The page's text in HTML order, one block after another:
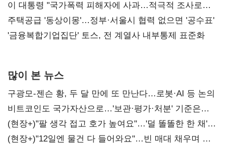
총선 지휘 못해"
이 대통령 "국가폭력 피해자에 사과…적극적 조사로
진실 밝혀야"
주택공급 '동상이몽'…정부·서울시 협력 없으면 '공수표'
'금융복합기업집단' 토스, 전 계열사 내부통제 표준화
많이 본 뉴스
구광모-젠슨 황, 두 달 만에 또 만난다…로봇·AI 등 논의
비트코인도 국가자산으로…'보관·평가·처분' 기준은
숙제
(현장+)"팔 생각 접고 호가 높여요"…'덜 똘똘한 한 채'
20억 키맞추기
(현장+)"12일엔 물건 다 들어와요"…빈 매대 채우며 문